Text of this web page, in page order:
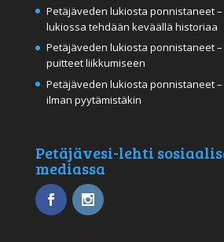
Petäjäveden lukiosta ponnistaneet
lukiossa tehdään keväällä historiaa
Petäjäveden lukiosta ponnistaneet
puitteet liikkumiseen
Petäjäveden lukiosta ponnistaneet
ilman pyytämistäkin
Petäjävesi-lehti
mediassa